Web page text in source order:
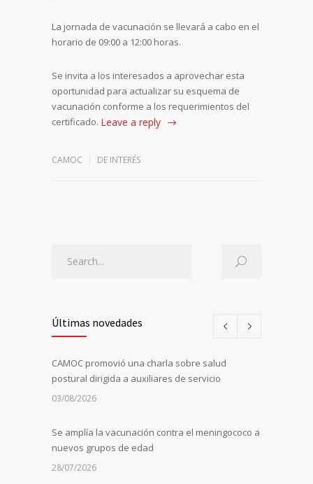
La jornada de vacunación se llevará a cabo en el
horario de 09:00 a 12:00 horas.
Se invita a los interesados a aprovechar esta
oportunidad para actualizar su esquema de
vacunación conforme a los requerimientos del
certificado. Leave a reply
CAMOC DE INTERÉS
Últimas novedades
CAMOC promovió una charla sobre salud
postural dirigida a auxiliares de servicio
03/08/2026
Se amplía la vacunación contra el meningococo a
nuevos grupos de edad
28/07/2026